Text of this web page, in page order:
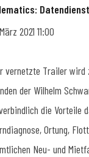
2021 11:00
vernetzte Trailer wird
der Wilhelm
die Vorteile
Ortung,
Neu- und